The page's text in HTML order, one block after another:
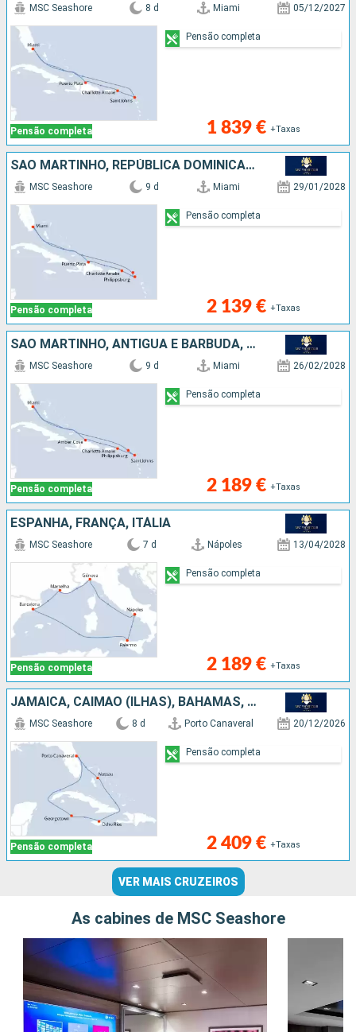
Pensão completa
MSC Seashore 8 d Miami 05/12/2027
1 839 € +Taxas
Pensão completa
SÃO MARTINHO, REPÚBLICA DOMINICANA, ESTADOS UNIDOS
Pensão completa
MSC Seashore 9 d Miami 29/01/2028
2 139 € +Taxas
Pensão completa
SÃO MARTINHO, ANTÍGUA E BARBUDA, REPÚBLICA DOMINICANA, ESTADOS UNIDOS
Pensão completa
MSC Seashore 9 d Miami 26/02/2028
2 189 € +Taxas
Pensão completa
ESPANHA, FRANÇA, ITÁLIA
Pensão completa
MSC Seashore 7 d Nápoles 13/04/2028
2 189 € +Taxas
Pensão completa
JAMAICA, CAIMÃO (ILHAS), BAHAMAS, ESTADOS UNIDOS
Pensão completa
MSC Seashore 8 d Porto Canaveral 20/12/2026
2 409 € +Taxas
Pensão completa
VER MAIS CRUZEIROS
As cabines de MSC Seashore